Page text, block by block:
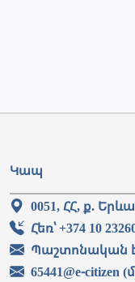
Կապ
0051, ՀՀ, ք.
Հեռ՝ +374 10
Պաշտոնական
65441@e-citizen